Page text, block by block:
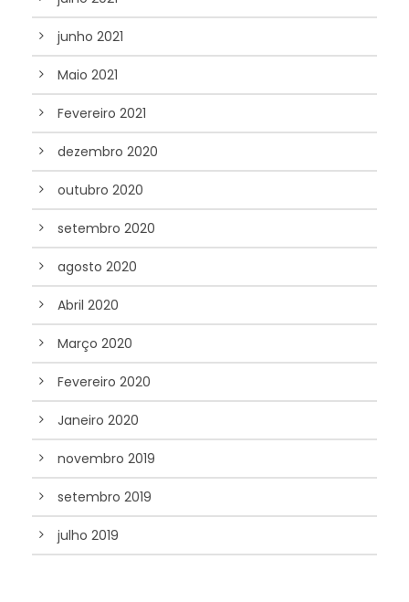
junho 2021
Maio 2021
Fevereiro 2021
dezembro 2020
outubro 2020
setembro 2020
agosto 2020
Abril 2020
Março 2020
Fevereiro 2020
Janeiro 2020
novembro 2019
setembro 2019
julho 2019